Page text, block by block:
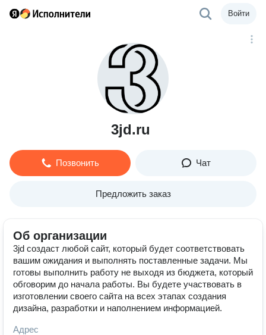
Войти
3jd.ru
Позвонить Чат
Предложить заказ
Об организации
3jd создаст любой сайт, который будет соответствовать
вашим ожидания и выполнять поставленные задачи. Мы
готовы выполнить работу не выходя из бюджета, который
обговорим до начала работы. Вы будете участвовать в
изготовлении своего сайта на всех этапах создания
дизайна, разработки и наполнением информацией.
Адрес